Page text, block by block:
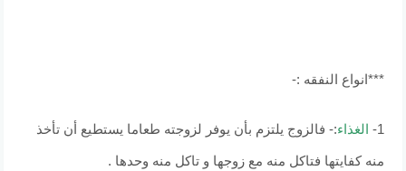
***انواع النفقه :-
1- الغذاء:- فالزوج يلتزم بأن يوفر لزوجته طعاما يستطيع أن تأخذ
منه كفايتها فتاكل منه مع زوجها و تاكل منه وحدها .